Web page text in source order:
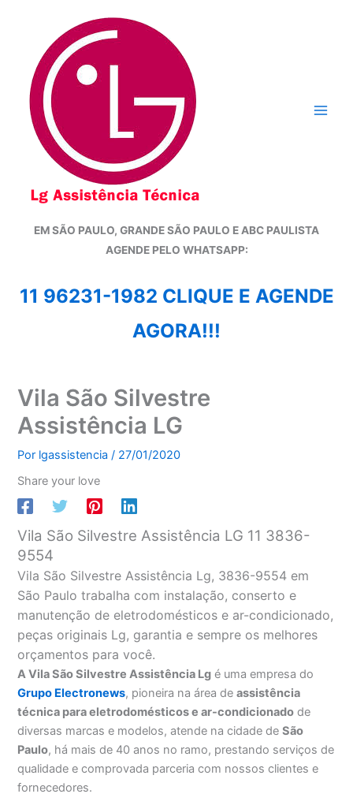
conteúdo
EM SÃO PAULO, GRANDE SÃO PAULO E ABC PAULISTA
AGENDE PELO WHATSAPP:
11 96231-1982 CLIQUE E AGENDE
AGORA!!!
Vila São Silvestre
Assistência LG
Por lgassistencia/ 27/01/2020
Share your love
Vila São Silvestre Assistência LG 11 3836-
9554
Vila São Silvestre Assistência Lg, 3836-9554 em
São Paulo trabalha com instalação, conserto e
manutenção de eletrodomésticos e ar-condicionado,
peças originais Lg, garantia e sempre os melhores
orçamentos para você.
A Vila São Silvestre Assistência Lg é uma empresa do
Grupo Electronews, pioneira na área deassistência
técnica para eletrodomésticos e ar-condicionado de
diversas marcas e modelos, atende na cidade deSão
Paulo, há mais de 40 anos no ramo, prestando serviços de
qualidade e comprovada parceria com nossos clientes e
fornecedores.